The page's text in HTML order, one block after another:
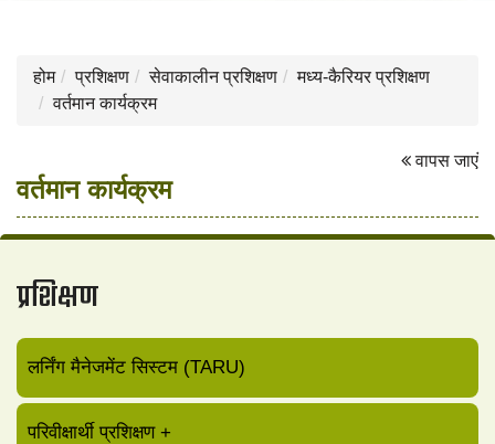
होम प्रशिक्षण सेवाकालीन प्रशिक्षण
मध्य-कैरियर प्रशिक्षण
वर्तमान कार्यक्रम
वापस जाएं
वर्तमान कार्यक्रम
प्रशिक्षण
लर्निंग मैनेजमेंट सिस्टम (TARU)
परिवीक्षार्थी प्रशिक्षण +